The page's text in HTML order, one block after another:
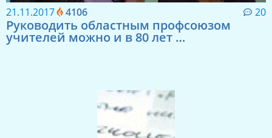
21.11.2017 4106 20
Руководить областным профсоюзом
учителей можно и в 80 лет …